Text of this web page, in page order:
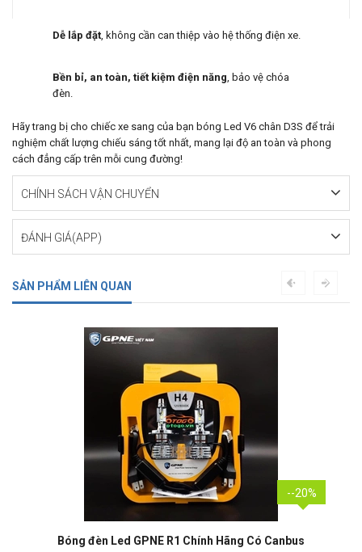
Dễ lắp đặt, không cần can thiệp vào hệ thống điện xe.
Bền bỉ, an toàn, tiết kiệm điện năng, bảo vệ chóa
đèn.
Hãy trang bị cho chiếc xe sang của bạn bóng Led V6 chân D3S để trải
nghiệm chất lượng chiếu sáng tốt nhất, mang lại độ an toàn và phong
cách đẳng cấp trên mỗi cung đường!
CHÍNH SÁCH VẬN CHUYỂN
ĐÁNH GIÁ(APP)
SẢN PHẨM LIÊN QUAN
--20%
Bóng đèn Led GPNE R1 Chính Hãng Có Canbus